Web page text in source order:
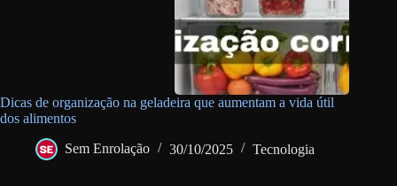
Dicas de organização na geladeira que aumentam a vida útil
dos alimentos
Sem Enrolação 30/10/2025 Tecnologia